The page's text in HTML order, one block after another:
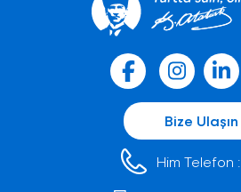
Bize Ulaşın
Him Telefon :